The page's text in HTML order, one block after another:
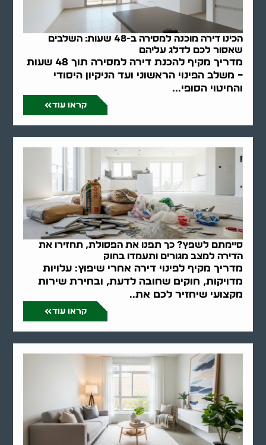
הכינו דירה מוכנה למסירה ב-48 שעות: השלבים
שאסור לכם לדלג עליהם
מדריך מקיף להכנת דירה למסירה תוך 48 שעות
– משלב הפינוי הראשוני ועד הניקיון היסודי
והחיטוי הסופי...
קראו עוד
סיימתם לשפץ? כך תפנו את הפסולת, תחזירו את
הדירה למצב מגורים ותעמדו בחוק
מדריך מקיף לפינוי דירה אחרי שיפוץ: עלויות
מדויקות, חוקים שחובה לדעת, ובחירת שירות
מקצועי שיחזיר לכם את..
קראו עוד